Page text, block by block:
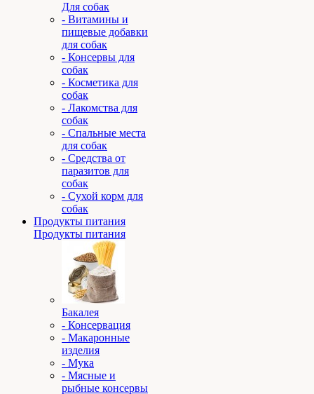
Для собак
- Витамины и
пищевые добавки
для собак
- Консервы для
собак
- Косметика для
собак
- Лакомства для
собак
- Спальные места
для собак
- Средства от
паразитов для
собак
- Сухой корм для
собак
Продукты питания
Продукты питания
Бакалея
- Консервация
- Макаронные
изделия
- Мука
- Мясные и
рыбные консервы